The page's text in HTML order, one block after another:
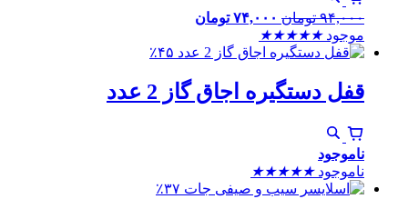
۹۴,۰۰۰ تومان ۷۴,۰۰۰ تومان
موجود ★
★
★
★
★
٪۴۵
قفل دستگیره اجاق گاز 2 عدد
ناموجود
ناموجود ★
★
★
★
★
٪۳۷